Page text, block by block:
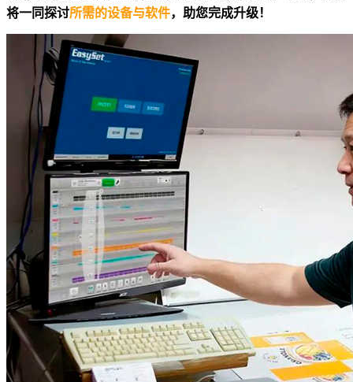
将一同探讨所需的设备与软件，助您完成升级！